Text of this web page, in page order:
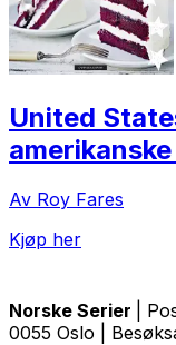
United
Av Roy Fares
Kjøp her
Norske Serier
|
0055 Oslo |